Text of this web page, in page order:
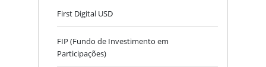
First Digital USD
FIP (Fundo de Investimento em
Participações)